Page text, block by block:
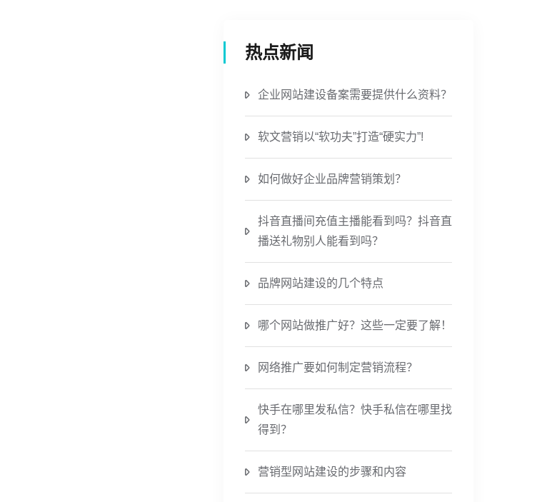
热点新闻
企业网站建设备案需要提供什么资料？
软文营销以“软功夫”打造“硬实力”!
如何做好企业品牌营销策划？
抖音直播间充值主播能看到吗？抖音直
播送礼物别人能看到吗？
品牌网站建设的几个特点
哪个网站做推广好？这些一定要了解！
网络推广要如何制定营销流程？
快手在哪里发私信？快手私信在哪里找
得到？
营销型网站建设的步骤和内容